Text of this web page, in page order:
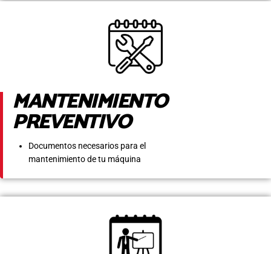
MANTENIMIENTO
PREVENTIVO
Documentos necesarios para el
mantenimiento de tu máquina